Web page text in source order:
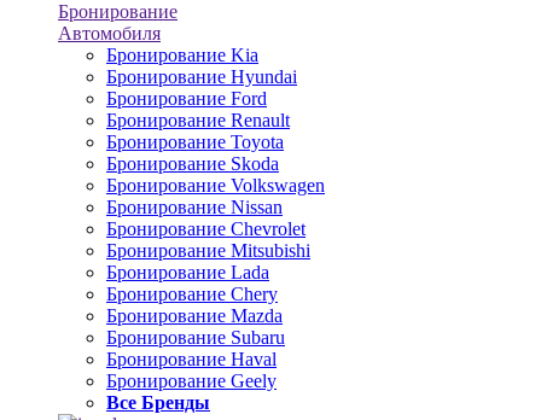
Бронирование
Автомобиля
Бронирование Kia
Бронирование Hyundai
Бронирование Ford
Бронирование Renault
Бронирование Toyota
Бронирование Skoda
Бронирование Volkswagen
Бронирование Nissan
Бронирование Chevrolet
Бронирование Mitsubishi
Бронирование Lada
Бронирование Chery
Бронирование Mazda
Бронирование Subaru
Бронирование Haval
Бронирование Geely
Все Бренды